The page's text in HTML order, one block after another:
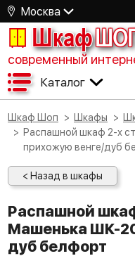
Москва
Шкаф
современный
Каталог
Шкаф Шоп Шкафы
Распашной шкаф 2-х створчатый Машенька ШК-205 в
прихожую венге/дуб
< Назад в шкафы
Распашной шкаф 2-х створчатый
Машенька ШК-
дуб белфорт